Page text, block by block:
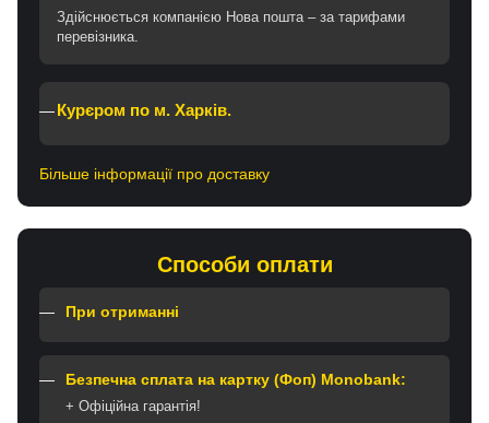
Здійснюється компанією Нова пошта – за тарифами
перевізника.
Курєром по м. Харків.
Більше інформації про доставку
Способи оплати
При отриманні
Безпечна сплата на картку (Фоп) Monobank:
+ Офіційна гарантія!